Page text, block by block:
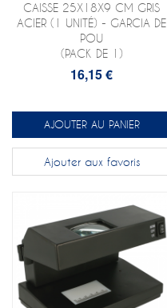
CAISSE 25X18X9 CM GRIS
ACIER (1 UNITÉ) - GARCIA DE
POU
(PACK DE 1)
16,15 €
AJOUTER AU PANIER
Ajouter aux favoris